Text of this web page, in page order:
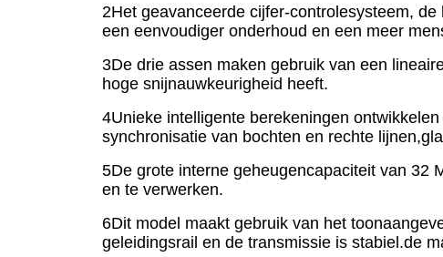
2Het geavanceerde cijfer-controlesysteem,
een eenvoudiger onderhoud en een meer
3De drie assen maken gebruik van een
hoge snijnauwkeurigheid heeft.
4Unieke intelligente berekeningen
synchronisatie van bochten en rechte
5De grote interne geheugencapaciteit van 32
en te verwerken.
6Dit model maakt gebruik van het
geleidingsrail en de transmissie is stabiel.de